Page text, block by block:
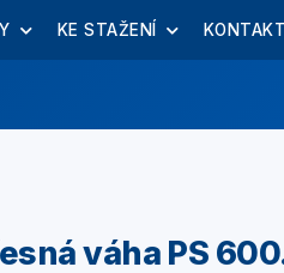
KE STAŽENÍ KONTAKT
váha PS